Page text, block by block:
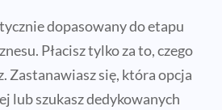
dopasowany do etapu
Płacisz tylko za to, czego
Zastanawiasz się, która opcja
lub szukasz dedykowanych